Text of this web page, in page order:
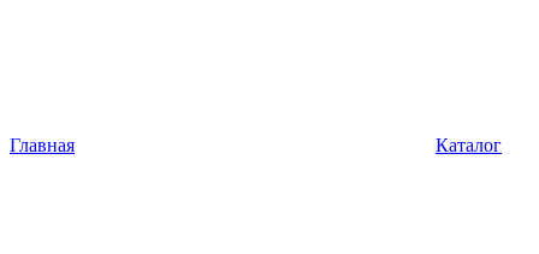
Главная Каталог